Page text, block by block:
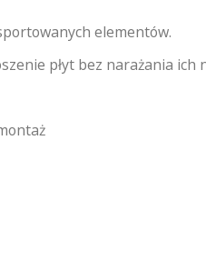
elementów.
płyt bez narażania ich